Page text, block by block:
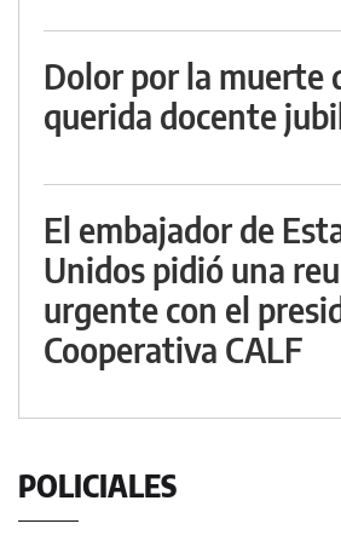
Dolor por la muerte
querida docente
El embajador de
Unidos pidió una
urgente con el
Cooperativa CALF
POLICIALES